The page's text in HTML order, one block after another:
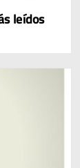
leídos